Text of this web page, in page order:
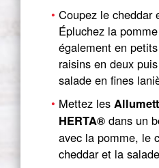
Coupez le cheddar
Épluchez la
également en
raisins en deux
salade en fines
Mettez les
HERTA® dans un
avec la pomme, le
cheddar et la